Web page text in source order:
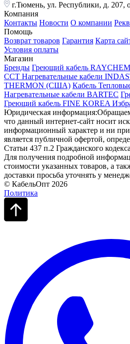
г.Тюмень, ул. Республики, д. 207,
Компания
Контакты Новости О компании
Помощь
Возврат товаров Гарантия Карта
Условия оплаты
Магазин
Бренды Греющий кабель RAYCHEM
ССТ Нагревательные кабели
THERMON (США) Кабель
Нагревательные кабели BARTEC
Греющий кабель FINE KOREA
Юридическая
что данный интернет-сайт носит
информационный характер и ни
является публичной офертой,
Статьи 437 п.2 Гражданского
Для получения подробной
стоимости указанных товаров, а
доставки просьба уточнять у
© КабельОпт 2026
Политика